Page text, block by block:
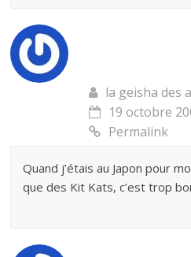
la geisha des
19 octobre
Permalink
Quand j’étais au Japon pour
que des Kit Kats, c’est trop